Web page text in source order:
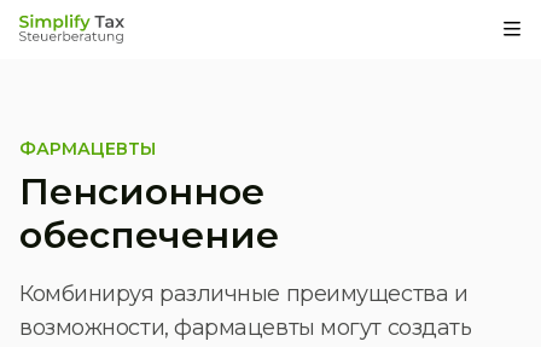
ФАРМАЦЕВТЫ
Пенсионное
обеспечение
Комбинируя различные преимущества и
возможности, фармацевты могут создать